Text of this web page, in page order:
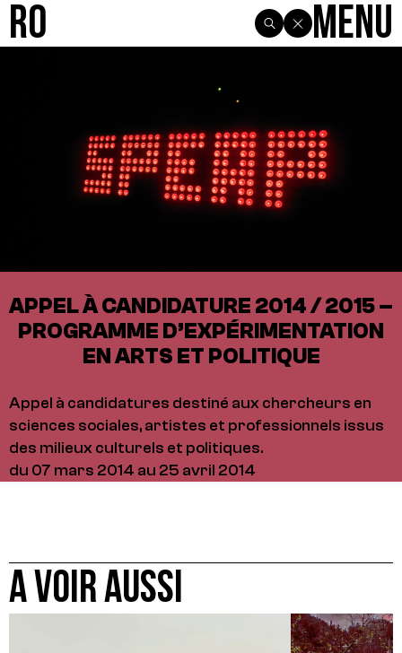
R0 Menu
APPEL À CANDIDATURE 2014 / 2015 –
PROGRAMME D’EXPÉRIMENTATION
EN ARTS ET POLITIQUE
Appel à candidatures destiné aux chercheurs en
sciences sociales, artistes et professionnels issus
des milieux culturels et politiques.
du 07 mars 2014 au 25 avril 2014
A VOIR AUSSI